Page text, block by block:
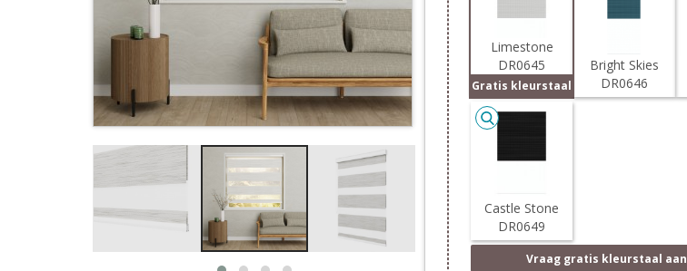
Limestone
DR0645
Gratis kleurstaal
Bright Skies
DR0646
Castle Stone
DR0649
Vraag gratis kleurstaal aan